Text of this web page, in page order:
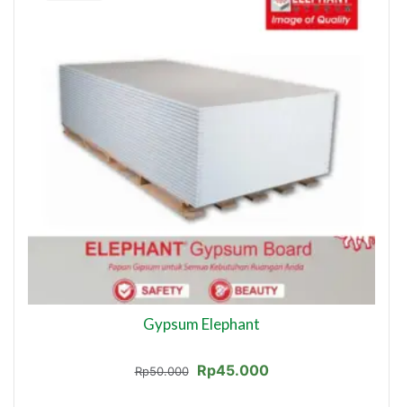
Gypsum Elephant
Rp50.000
Harga
Rp45.000Harga